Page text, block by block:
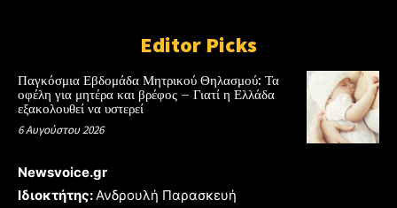
Editor Picks
Παγκόσμια Εβδομάδα Μητρικού Θηλασμού: Τα
οφέλη για μητέρα και βρέφος – Γιατί η Ελλάδα
εξακολουθεί να υστερεί
6 Αυγούστου 2026
Newsvoice.gr
Ιδιοκτήτης: Ανδρουλή Παρασκευή